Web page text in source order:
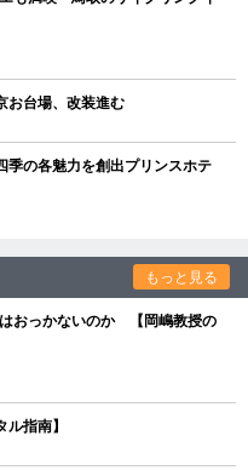
台場、改装進む
の各魅力を創出プリンスホテ
もっと見る
おっかないのか 【岡嶋教授の
指南】